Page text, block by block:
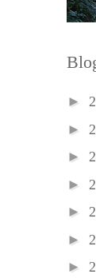
►
►
►
►
►
►
►